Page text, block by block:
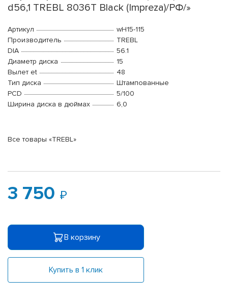
d56,1 TREBL 8036T Black (Impreza)/РФ/»
Артикул
wH15-115
Производитель
TREBL
DIA
56.1
Диаметр диска
15
Вылет et
48
Тип диска
Штампованные
PCD
5/100
Ширина диска в дюймах
6,0
Все товары «TREBL»
3 750
В корзину
Купить в 1 клик